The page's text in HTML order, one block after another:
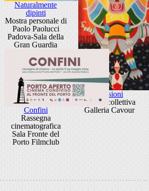
Naturalmente
dipinti
Mostra personale di
Paolo Paolucci
Padova-Sala della
Gran Guardia
Evasioni
Mostra collettiva
Galleria Cavour
Confini
Rassegna
cinematografica
Sala Fronte del
Porto Filmclub